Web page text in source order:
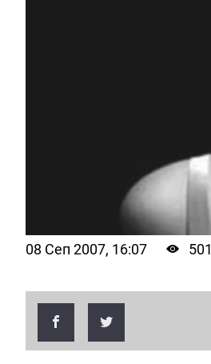
08 Сеп 2007, 16:07